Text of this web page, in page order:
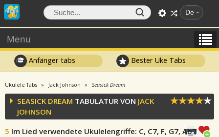
De
Menu
Anfänger tabs Bester Uke Tabs
Ukulele Tabs Jack Johnson Seasick Dream
SEASICK DREAM TABULATUR VON JACK
JOHNSON
5 Im Lied verwendete Ukulelengriffe: C, C7, F, G7, Ab7